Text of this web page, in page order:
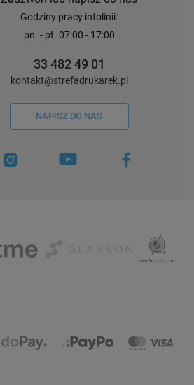
Godziny pracy infolinii:
pn. - pt. 07:00 - 17:00
33 482 49 01
kontakt@strefadrukarek.pl
NAPISZ DO NAS